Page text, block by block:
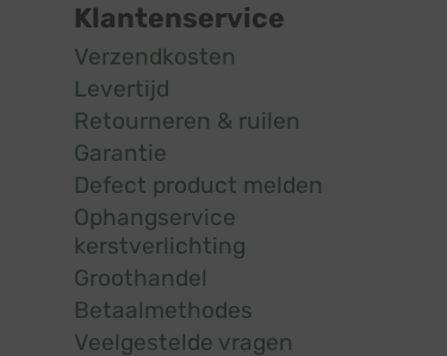
Klantenservice
Verzendkosten
Levertijd
Retourneren & ruilen
Garantie
Defect product melden
Ophangservice
kerstverlichting
Groothandel
Betaalmethodes
Veelgestelde vragen